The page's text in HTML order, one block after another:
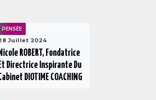
PENSÉE
Juillet 2024
Nicole ROBERT, Fondatrice
Et Directrice Inspirante Du
DIOTIME COACHING